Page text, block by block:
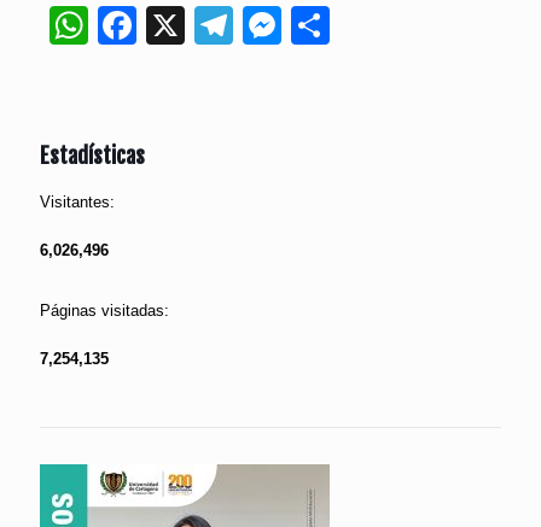
WhatsApp
Facebook
X Telegram
Messenger
Compartir
Estadísticas
Visitantes:
6,026,496
Páginas visitadas:
7,254,135